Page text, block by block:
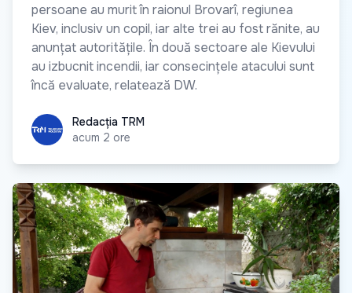
persoane au murit în raionul Brovarî, regiunea
Kiev, inclusiv un copil, iar alte trei au fost rănite, au
anunțat autoritățile. În două sectoare ale Kievului
au izbucnit incendii, iar consecințele atacului sunt
încă evaluate, relatează DW.
Redacția TRM
Redacția TRM
acum 2 ore